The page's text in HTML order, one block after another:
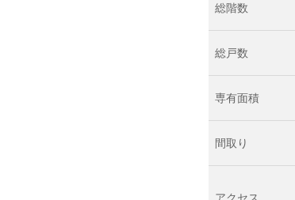
総階数
総戸数
専有面積
間取り
アクセス